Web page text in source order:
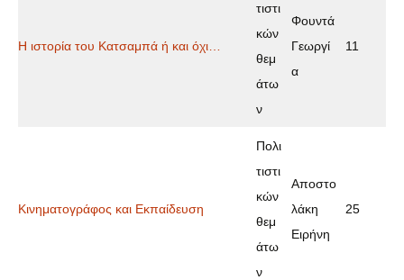
Η ιστορία του Κατσαμπά ή και όχι…
τιστι
κών
θεμ
άτω
ν
Φουντά
Γεωργί
α
11
Κινηματογράφος και Εκπαίδευση
Πολι
τιστι
κών
θεμ
άτω
ν
Αποστο
λάκη
Ειρήνη
25